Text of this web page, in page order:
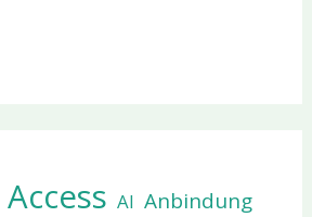
Access AI Anbindung